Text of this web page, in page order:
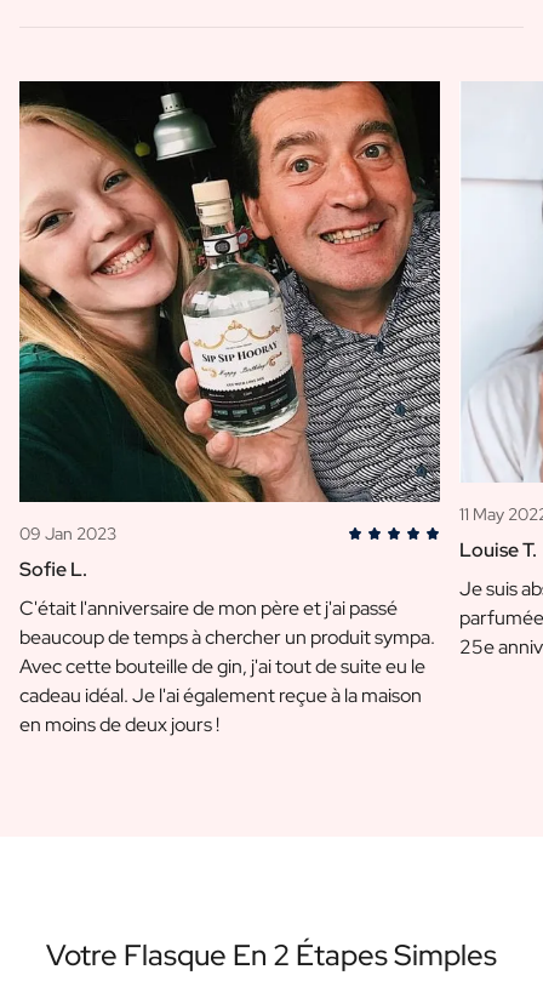
09 Jan 2023
Sofie L.
C'était l'anniversaire de mon père et j'ai passé
beaucoup de temps à chercher un produit sympa.
Avec cette bouteille de gin, j'ai tout de suite eu le
cadeau idéal. Je l'ai également reçue à la maison
en moins de deux jours !
11 May
Louise T.
Je suis
25e
Votre Flasque En 2 Étapes Simples